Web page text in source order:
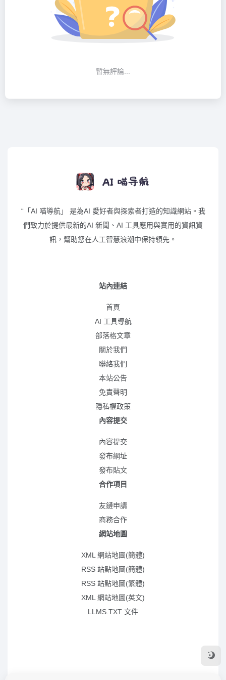
暫無評論...
“「AI 喵導航」 是為AI 愛好者與探索者打造的知識網站。我
們致力於提供最新的AI 新聞、AI 工具應用與實用的資訊資
訊，幫助您在人工智慧浪潮中保持領先。
站內連結
首頁
AI 工具導航
部落格文章
關於我們
聯絡我們
本站公告
免責聲明
隱私權政策
內容提交
內容提交
發布網址
發布貼文
合作項目
友鏈申請
商務合作
網站地圖
XML 網站地圖(簡體)
RSS 站點地圖(簡體)
RSS 站點地圖(繁體)
XML 網站地圖(英文)
LLMS.TXT 文件